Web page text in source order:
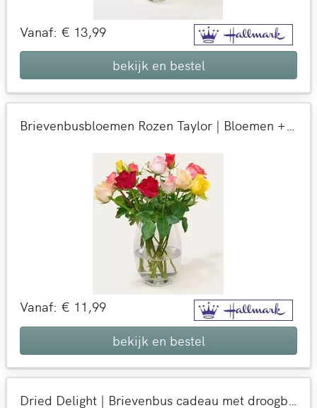
Vanaf: € 13,99
bekijk en bestel
Vanaf: € 11,99
bekijk en bestel